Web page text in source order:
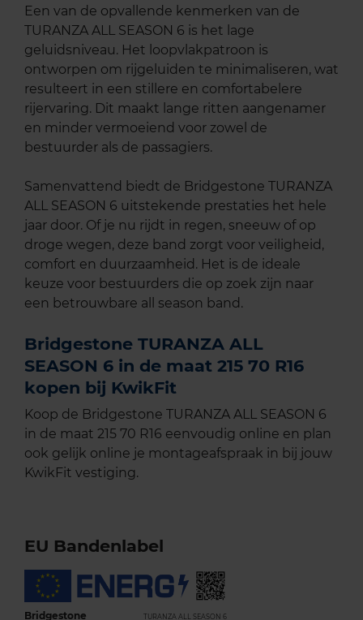
Een van de opvallende kenmerken van de
TURANZA ALL SEASON 6 is het lage
geluidsniveau. Het loopvlakpatroon is
ontworpen om rijgeluiden te minimaliseren, wat
resulteert in een stillere en comfortabelere
rijervaring. Dit maakt lange ritten aangenamer
en minder vermoeiend voor zowel de
bestuurder als de passagiers.
Samenvattend biedt de Bridgestone TURANZA
ALL SEASON 6 uitstekende prestaties het hele
jaar door. Of je nu rijdt in regen, sneeuw of op
droge wegen, deze band zorgt voor veiligheid,
comfort en duurzaamheid. Het is de ideale
keuze voor bestuurders die op zoek zijn naar
een betrouwbare all season band.
Bridgestone TURANZA ALL
SEASON 6 in de maat 215 70 R16
kopen bij KwikFit
Koop de Bridgestone TURANZA ALL SEASON 6
in de maat 215 70 R16 eenvoudig online en plan
ook gelijk online je montageafspraak in bij jouw
KwikFit vestiging.
EU Bandenlabel
Bridgestone TURANZA ALL SEASON 6